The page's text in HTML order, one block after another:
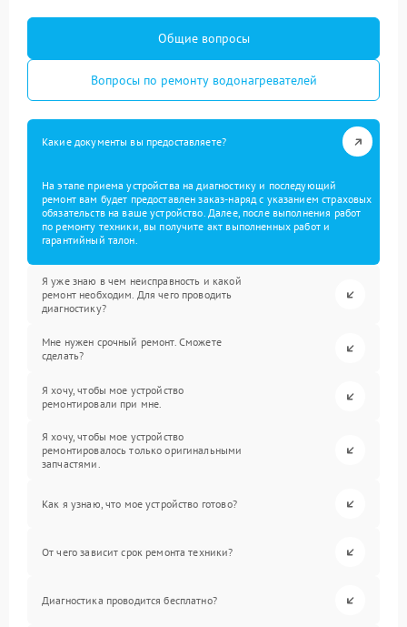
Общие вопросы
Вопросы по ремонту водонагревателей
Какие документы вы предоставляете?
На этапе приема устройства на диагностику и последующий
ремонт вам будет предоставлен заказ-наряд с указанием страховых
обязательств на ваше устройство. Далее, после выполнения работ
по ремонту техники, вы получите акт выполненных работ и
гарантийный талон.
Я уже знаю в чем неисправность и какой
ремонт необходим. Для чего проводить
диагностику?
Мне нужен срочный ремонт. Сможете
сделать?
Я хочу, чтобы мое устройство
ремонтировали при мне.
Я хочу, чтобы мое устройство
ремонтировалось только оригинальными
запчастями.
Как я узнаю, что мое устройство готово?
От чего зависит срок ремонта техники?
Диагностика проводится бесплатно?